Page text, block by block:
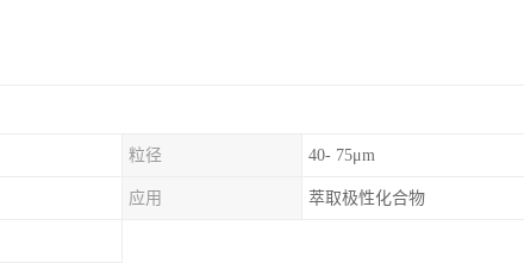
粒径 40- 75μm
应用 萃取极性化合物